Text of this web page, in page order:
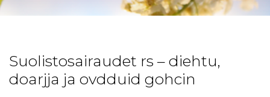
Suolistosairaudet rs – diehtu,
doarjja ja ovdduid gohcin